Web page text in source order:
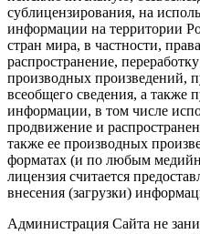
сублицензирования, на
информации на территории
стран мира, в частности,
распространение,
производных произведений,
всеобщего сведения, а также
информации, в том числе
продвижение и
также ее производных
форматах (и по любым
лицензия считается
внесения (загрузки)
Администрация Сайта не